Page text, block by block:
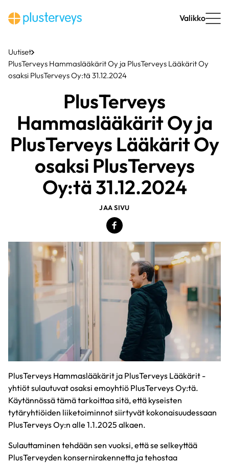
sisältöön
Valikko
Uutiset
PlusTerveys Hammaslääkärit Oy ja PlusTerveys Lääkärit Oy
osaksi PlusTerveys Oy:tä 31.12.2024
PlusTerveys
Hammaslääkärit Oy ja
PlusTerveys Lääkärit Oy
osaksi PlusTerveys
Oy:tä 31.12.2024
JAA SIVU
PlusTerveys Hammaslääkärit ja PlusTerveys Lääkärit -
yhtiöt sulautuvat osaksi emoyhtiö PlusTerveys Oy:tä.
Käytännössä tämä tarkoittaa sitä, että kyseisten
tytäryhtiöiden liiketoiminnot siirtyvät kokonaisuudessaan
PlusTerveys Oy:n alle 1.1.2025 alkaen.
Sulauttaminen tehdään sen vuoksi, että se selkeyttää
PlusTerveyden konsernirakennetta ja tehostaa